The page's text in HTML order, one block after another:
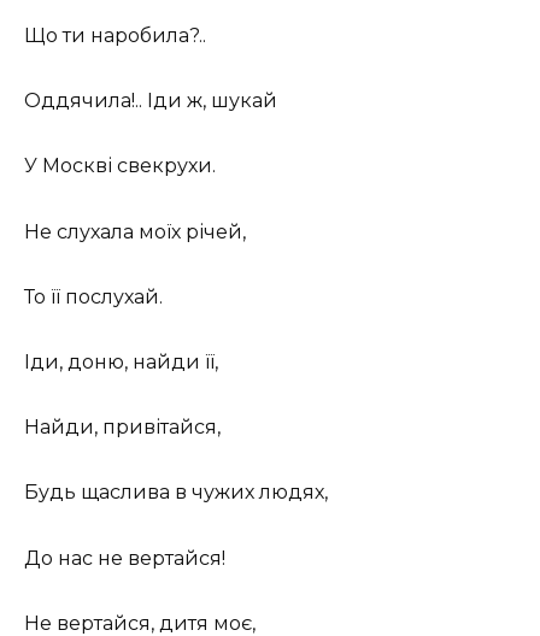
Що ти наробила?..
Оддячила!.. Іди ж, шукай
У Москві свекрухи.
Не слухала моїх річей,
То її послухай.
Іди, доню, найди її,
Найди, привітайся,
Будь щаслива в чужих людях,
До нас не вертайся!
Не вертайся, дитя моє,